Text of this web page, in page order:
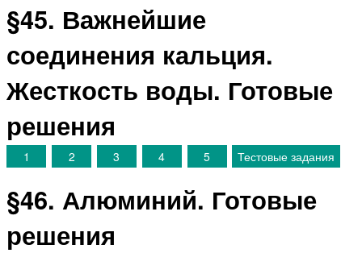
§45. Важнейшие
соединения кальция.
Жесткость воды. Готовые
решения
1 2 3 4 5 Тестовые задания
§46. Алюминий. Готовые
решения